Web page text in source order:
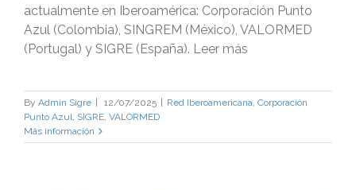
actualmente en Iberoamérica: Corporación Punto
Azul (Colombia), SINGREM (México), VALORMED
(Portugal) y SIGRE (España). Leer más
By Admin Sigre 12/07/2025 Red Iberoamericana, Corporación
Punto Azul, SIGRE, VALORMED
Más información